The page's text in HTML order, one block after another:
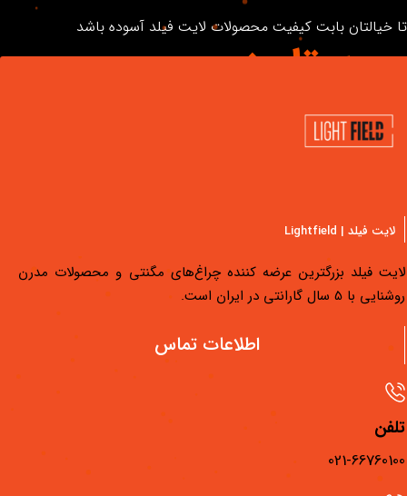
تا خیالتان بابت کیفیت محصولات لایت فیلد آسوده باشد
سـه تا پنـج
سـال گارانتـی
لایت فیلد | Lightfield
لایت فیلد بزرگترین عرضه کننده چراغ‌های مگنتی و محصولات مدرن
روشنایی با 5 سال گارانتی در ایران است.
اطلاعات تماس
تلفن
021-66760100فیلم‌های آموزشی